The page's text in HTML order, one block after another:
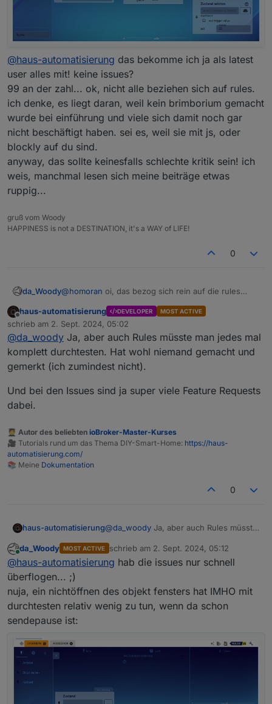
@haus-automatisierung das bekomme ich ja als latest
user alles mit! keine issues?
99 an der zahl... ok, nicht alle beziehen sich auf rules.
ich denke, es liegt daran, weil kein brimborium gemacht
wurde bei einführung und viele sich damit noch gar
nicht beschäftigt haben. sei es, weil sie mit js, oder
blockly auf du sind.
anyway, das sollte keinesfalls schlechte kritik sein! ich
weis, manchmal lesen sich meine beiträge etwas
ruppig...
gruß vom Woody
HAPPINESS is not a DESTINATION, it's a WAY of LIFE!
0
da_Woody@homoran oi, das bezog sich rein auf die rules
ohren.
start: 27.02.2021
https://forum.iobroker.net/topic/42725/test-
javascript-adapter-5-0-7-rules
letzter beitrag: 11. Dez. 2022
es gab auch einen 2. beitrag, den finde ich im
farbgestaltung angesprochen.
latest user alles mit! keine issues?
rules.
ich denke, es liegt daran, weil kein brimborium
gemacht wurde bei einführung und viele sich damit
noch gar nicht beschäftigt haben. sei es, weil sie
mit js, oder blockly auf du sind.
anyway, das sollte keinesfalls schlechte kritik sein!
ich weis, manchmal lesen sich meine beiträge etwas
Offline
haus-automatisierung DEVELOPER MOST ACTIVE
schrieb am 2. Sept. 2024, 05:02
zuletzt editiert von
@da_woody Ja, aber auch Rules müsste man jedes mal
komplett durchtesten. Hat wohl niemand gemacht und
gemerkt (ich zumindest nicht).
Und bei den Issues sind ja super viele Feature Requests
dabei.
🧑‍🎓 Autor des beliebten ioBroker-Master-Kurses
🎥 Tutorials rund um das Thema DIY-Smart-Home: https://haus-
automatisierung.com/
📚 Meine Dokumentation
0
haus-automatisierung@da_woody Ja, aber auch Rules müsste
wohl niemand gemacht und gemerkt (ich
zumindest nicht).
Und bei den Issues sind ja super viele
Feature Requests dabei.
Online
da_Woody MOST ACTIVE schrieb am 2. Sept. 2024, 05:12
zuletzt editiert von
@haus-automatisierung hab die issues nur schnell
überflogen... ;)
nuja, ein nichtöffnen des objekt fensters hat IMHO mit
durchtesten relativ wenig zu tun, wenn da schon
sendepause ist: